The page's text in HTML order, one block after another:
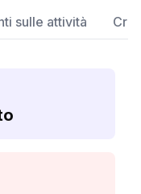
sulle attività